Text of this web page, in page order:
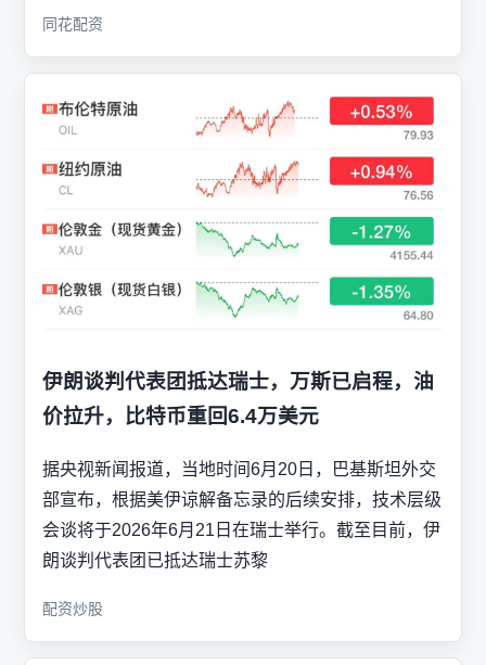
同花配资
伊朗谈判代表团抵达瑞士，万斯已启程，油
价拉升，比特币重回6.4万美元
据央视新闻报道，当地时间6月20日，巴基斯坦外交
部宣布，根据美伊谅解备忘录的后续安排，技术层级
会谈将于2026年6月21日在瑞士举行。截至目前，伊
朗谈判代表团已抵达瑞士苏黎
配资炒股